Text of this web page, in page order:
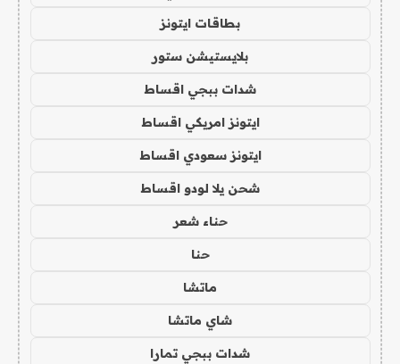
بطاقات ايتونز
بلايستيشن ستور
شدات ببجي اقساط
ايتونز امريكي اقساط
ايتونز سعودي اقساط
شحن يلا لودو اقساط
حناء شعر
حنا
ماتشا
شاي ماتشا
شدات ببجي تمارا